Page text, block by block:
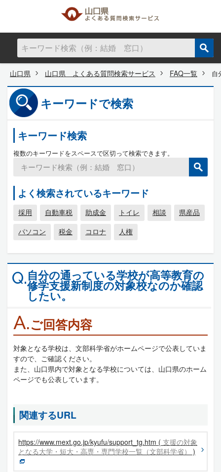
山口県 山口県 よくある質問検索サービス FAQ一覧 自
キーワードで検索
キーワード検索
複数のキーワードをスペースで区切って検索できます。
よく検索されているキーワード
採用 自動車税 助成金 トイレ 相談
県産品
パソコン
税金 コロナ 人権
Q.自分の通っている学校が高等教育の
修学支援新制度の対象校なのか確認
したい。
A.ご回答内容
対象となる学校は、文部科学省がホームページで公表していま
すので、ご確認ください。
また、山口県内で対象となる学校については、山口県のホーム
ページでも公表しています。
関連するURL
https://www.mext.go.jp/kyufu/support_tg.htm ( 支援の対象
となる大学・短大・高専・専門学校一覧（文部科学省）
)